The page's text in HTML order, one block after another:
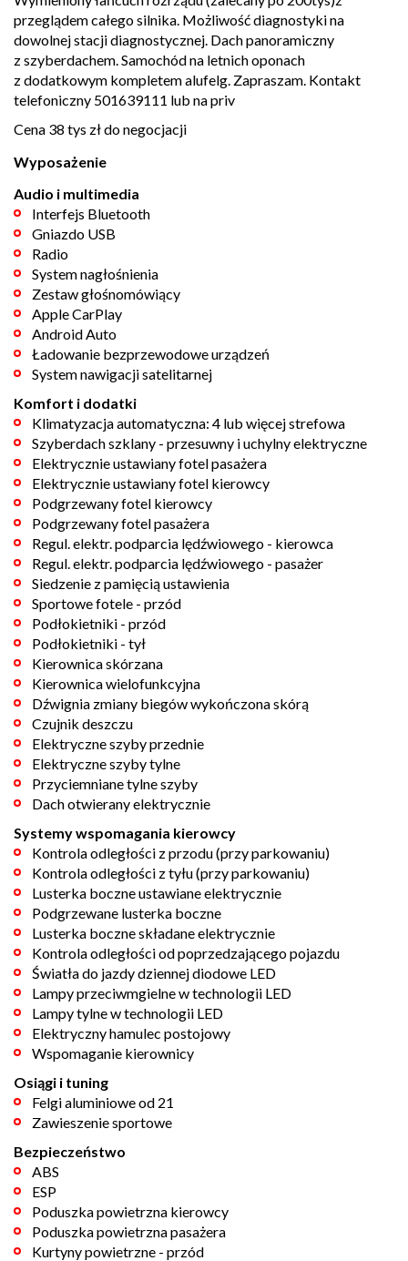
przeglądem całego silnika. Możliwość diagnostyki na
dowolnej stacji diagnostycznej. Dach panoramiczny
z szyberdachem. Samochód na letnich oponach
z dodatkowym kompletem alufelg. Zapraszam. Kontakt
telefoniczny 501639111 lub na priv
Cena 38 tys zł do negocjacji
Wyposażenie
Audio i multimedia
Interfejs Bluetooth
Gniazdo USB
Radio
System nagłośnienia
Zestaw głośnomówiący
Apple CarPlay
Android Auto
Ładowanie bezprzewodowe urządzeń
System nawigacji satelitarnej
Komfort i dodatki
Klimatyzacja automatyczna: 4 lub więcej strefowa
Szyberdach szklany - przesuwny i uchylny elektryczne
Elektrycznie ustawiany fotel pasażera
Elektrycznie ustawiany fotel kierowcy
Podgrzewany fotel kierowcy
Podgrzewany fotel pasażera
Regul. elektr. podparcia lędźwiowego - kierowca
Regul. elektr. podparcia lędźwiowego - pasażer
Siedzenie z pamięcią ustawienia
Sportowe fotele - przód
Podłokietniki - przód
Podłokietniki - tył
Kierownica skórzana
Kierownica wielofunkcyjna
Dźwignia zmiany biegów wykończona skórą
Czujnik deszczu
Elektryczne szyby przednie
Elektryczne szyby tylne
Przyciemniane tylne szyby
Dach otwierany elektrycznie
Systemy wspomagania kierowcy
Kontrola odległości z przodu (przy parkowaniu)
Kontrola odległości z tyłu (przy parkowaniu)
Lusterka boczne ustawiane elektrycznie
Podgrzewane lusterka boczne
Lusterka boczne składane elektrycznie
Kontrola odległości od poprzedzającego pojazdu
Światła do jazdy dziennej diodowe LED
Lampy przeciwmgielne w technologii LED
Lampy tylne w technologii LED
Elektryczny hamulec postojowy
Wspomaganie kierownicy
Osiągi i tuning
Felgi aluminiowe od 21
Zawieszenie sportowe
Bezpieczeństwo
ABS
ESP
Poduszka powietrzna kierowcy
Poduszka powietrzna pasażera
Kurtyny powietrzne - przód